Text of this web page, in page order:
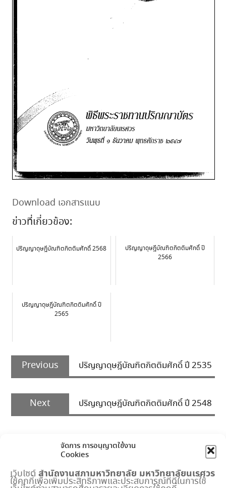
จัดการ การอนุญาตใช้งาน
Cookies
เว็บไซต์สำนักงานสภามหาวิทยาลัย มหาวิทยาลัยนเรศวร
ใช้คุกกี้เพื่อเพิ่มประสิทธิภาพและประสบการณ์ที่ดีในการใช้
Download เอกสารแนบ
ข่าวที่เกี่ยวข้อง:
ปริญญาดุษฎีบัณฑิตกิตติมศักดิ์ 2568
ปริญญาดุษฎีบัณฑิตกิตติมศักดิ์ ปี
2566
ปริญญาดุษฎีบัณฑิตกิตติมศักดิ์ ปี
2565
Post
navigation
Previous
Previous
post:
ปริญญาดุษฎีบัณฑิตกิตติมศักดิ์ ปี 2535
Next
Next
post:
ปริญญาดุษฎีบัณฑิตกิตติมศักดิ์ ปี 2548